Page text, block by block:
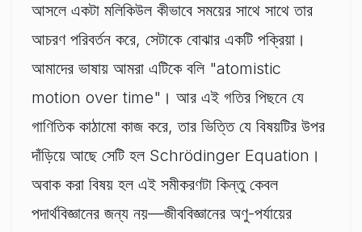
আসলে একটা মলিকিউল কীভাবে সময়ের সাথে সাথে তার
আচরণ পরিবর্তন করে, সেটাকে বোঝার একটি পক্রিয়া।
আমাদের ভাষায় আমরা এটিকে বলি "atomistic
motion over time"। আর এই গতির পিছনে যে
গাণিতিক কাঠামো কাজ করে, তার ভিত্তি যে বিষয়টির উপর
দাঁড়িয়ে আছে সেটি হল Schrödinger Equation।
অবাক করা বিষয় হল এই সমীকরণটা কিন্তু কেবল
পদার্থবিজ্ঞানের জন্য নয়—জীববিজ্ঞানের অণু-পর্যায়ের